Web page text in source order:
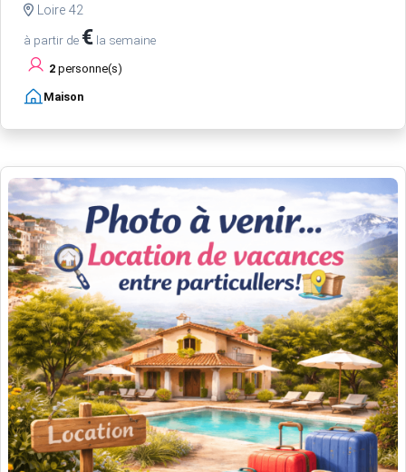
Loire 42
à partir de € la semaine
2 personne(s)
Maison